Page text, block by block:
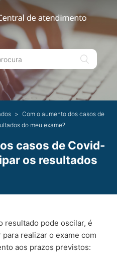
Com o aumento dos casos de
do meu exame?
casos de Covid-
os resultados
resultado pode oscilar, é
realizar o exame com
aos prazos previstos: